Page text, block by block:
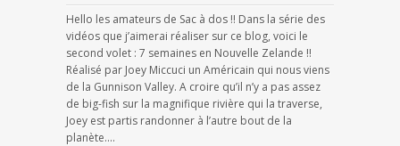
Hello les amateurs de Sac à dos !! Dans la série des
vidéos que j’aimerai réaliser sur ce blog, voici le
second volet : 7 semaines en Nouvelle Zelande !!
Réalisé par Joey Miccuci un Américain qui nous viens
de la Gunnison Valley. A croire qu’il n’y a pas assez
de big-fish sur la magnifique rivière qui la traverse,
Joey est partis randonner à l’autre bout de la
planète....